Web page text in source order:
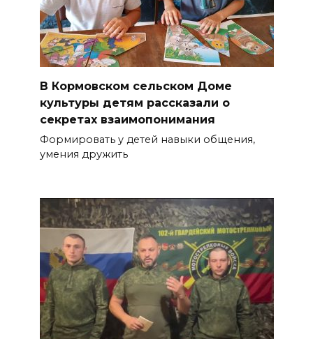
В Кормовском сельском Доме
культуры детям рассказали о
секретах взаимопонимания
Формировать у детей навыки общения,
умения дружить